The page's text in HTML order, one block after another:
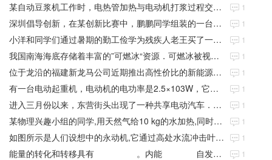
某自动豆浆机工作时，电热管加热与电动机打浆过程交替进行 1
深圳倡导创新，在某创新比赛中，鹏鹏同学组装的一台环保电动力车 1
小洋和同学们通过暑期的勤工俭学为残疾人老王买了一辆电动轮椅 1
我国南海海底存储着丰富的”可燃冰“资源．可燃冰被视为21世纪新型绿色能源 1
位于龙沿的福建新龙马公司近期推出高性价比的新能源纯电动车 1
有一台电动起重机，电动机的电功率是2.5×103W，它在30秒内将质量 1
进入三月份以来，东营街头出现了一种共享电动汽车．下表是这种汽车的主要参数 1
某物理兴趣小组的同学,用天然气给10 kg的水加热,同时绘制了如图所示的加热过 1
如图所示是人们设想中的永动机,它通过高处水流冲击叶片,使叶片转动来带动抽水机从低 1
能量的转化和转移具有 。内能 自发地从低温物体传给高温物体;汽车 1